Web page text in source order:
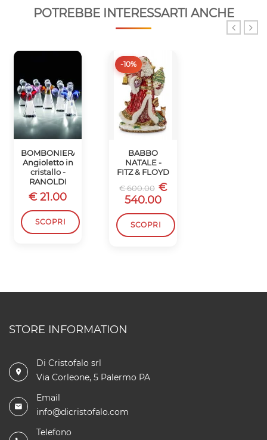
POTREBBE INTERESSARTI ANCHE
BOMBONIERA
Angioletto in
cristallo -
RANOLDI
€ 21.00
SCOPRI
-10%
BABBO
NATALE -
FITZ & FLOYD
€ 600.00 €
540.00
SCOPRI
STORE INFORMATION
Di Cristofalo srl
Via Corleone, 5 Palermo PA
Email
info@dicristofalo.com
Telefono